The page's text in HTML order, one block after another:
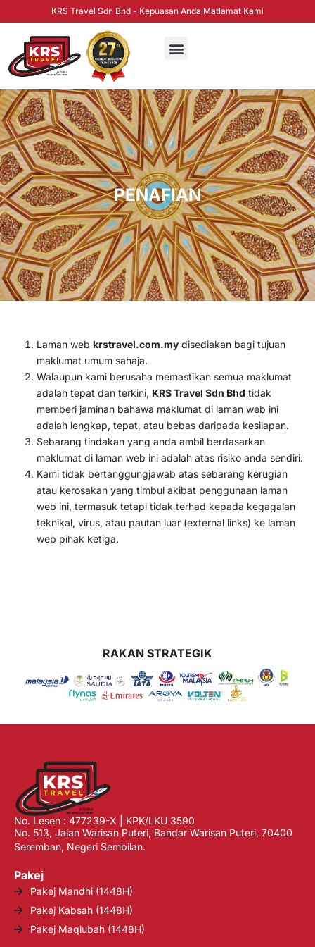
KRS Travel Sdn Bhd - Kepuasan Anda Matlamat Kami
PENAFIAN
Laman web krstravel.com.my disediakan bagi tujuan
maklumat umum sahaja.
Walaupun kami berusaha memastikan semua maklumat
adalah tepat dan terkini, KRS Travel Sdn Bhd tidak
memberi jaminan bahawa maklumat di laman web ini
adalah lengkap, tepat, atau bebas daripada kesilapan.
Sebarang tindakan yang anda ambil berdasarkan
maklumat di laman web ini adalah atas risiko anda sendiri.
Kami tidak bertanggungjawab atas sebarang kerugian
atau kerosakan yang timbul akibat penggunaan laman
web ini, termasuk tetapi tidak terhad kepada kegagalan
teknikal, virus, atau pautan luar (external links) ke laman
web pihak ketiga.
RAKAN STRATEGIK
No. Lesen : 477239-X | KPK/LKU 3590
No. 513, Jalan Warisan Puteri, Bandar Warisan Puteri, 70400
Seremban, Negeri Sembilan.
Pakej
Pakej Mandhi (1448H)
Pakej Kabsah (1448H)
Pakej Maqlubah (1448H)